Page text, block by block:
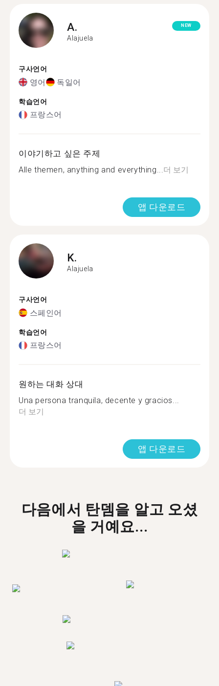
A.
Alajuela
NEW
구사언어
영어 독일어
학습언어
프랑스어
이야기하고 싶은 주제
Alle themen, anything and everything...더 보기
앱 다운로드
K.
Alajuela
구사언어
스페인어
학습언어
프랑스어
원하는 대화 상대
Una persona tranquila, decente y gracios...
더 보기
앱 다운로드
다음에서 탄뎀을 알고 오셨
을 거예요...